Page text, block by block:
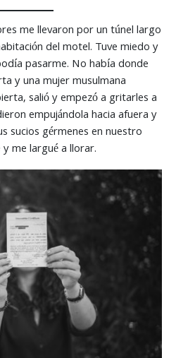
me llevaron por un túnel largo
del motel. Tuve miedo y
pasarme. No había donde
y una mujer musulmana
salió y empezó a gritarles a
empujándola hacia afuera y
sucios gérmenes en nuestro
me largué a llorar.